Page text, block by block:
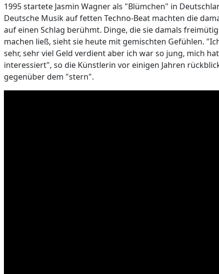
1995 startete Jasmin Wagner als "Blümchen" in
Deutsche Musik auf fetten Techno-Beat machten die
auf einen Schlag berühmt. Dinge, die sie damals
machen ließ, sieht sie heute mit gemischten Gefühlen.
sehr, sehr viel Geld verdient aber ich war so jung, mich
interessiert", so die Künstlerin vor einigen Jahren
gegenüber dem "stern".